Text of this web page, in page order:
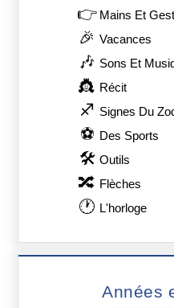
👉 Mains Et
🎉 Vacances
🎶 Sons Et
👸 Récit
♐ Signes Du
⚽ Des Sports
🛠 Outils
🔀 Flèches
🕐 L'horloge
Années